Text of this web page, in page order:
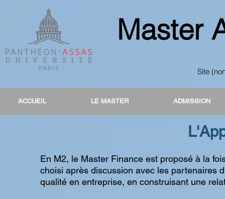
ACCUEIL LE MASTER ADMISSION
Master
Site
En M2, le Master Finance est proposé à la
choisi après discussion avec les partenaires
qualité en entreprise, en construisant une